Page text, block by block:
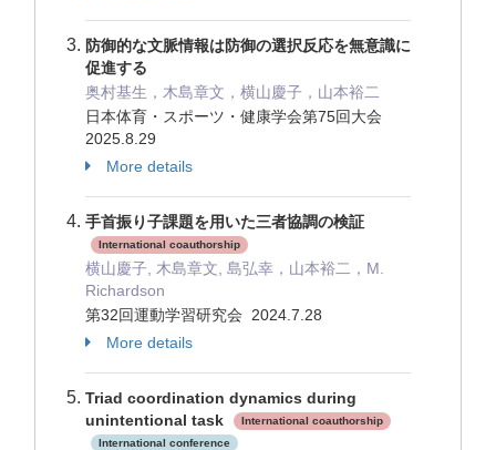
防御的な文脈情報は防御の選択反応を無意識に
促進する
奥村基生，木島章文，横山慶子，山本裕二
日本体育・スポーツ・健康学会第75回大会
2025.8.29
More details
手首振り子課題を用いた三者協調の検証
International coauthorship
横山慶子, 木島章文, 島弘幸，山本裕二，M.
Richardson
第32回運動学習研究会 2024.7.28
More details
Triad coordination dynamics during
unintentional task
International coauthorship
International conference